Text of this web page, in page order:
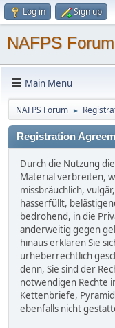
Log in Sign up
NAFPS Forum
Main Menu
NAFPS Forum ►
Registration
Durch die Nutzung
Material verbreiten,
missbräuchlich,
hasserfüllt,
bedrohend, in die
anderweitig gegen
hinaus erklären Sie
urheberrechtlich
denn, Sie sind der
notwendigen Rechte
Kettenbriefe,
ebenfalls nicht